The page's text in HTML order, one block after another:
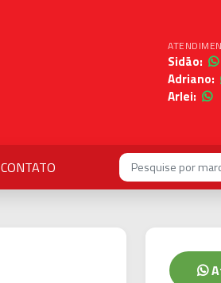
Sidão:
Adriano:
Arlei:
CONTATO